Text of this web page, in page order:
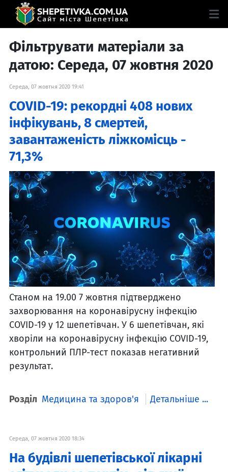
Фільтрувати матеріали за
датою: Середа, 07 жовтня 2020
Середа, 07 жовтня 2020 19:41
COVID-19: рекордні 408 нових
інфікувань, 8 смертей,
завантаженість ліжкомісць -
71,3%
Станом на 19.00 7 жовтня підтверджено
захворювання на коронавірусну інфекцію
COVID-19 у 12 шепетівчан. У 6 шепетівчан, які
хворіли на коронавірусну інфекцію COVID-19,
контрольний ПЛР-тест показав негативний
результат.
Розділ Медицина та здоров'я Детальніше ...
Середа, 07 жовтня 2020 18:34
На будівлі шепетівської лікарні